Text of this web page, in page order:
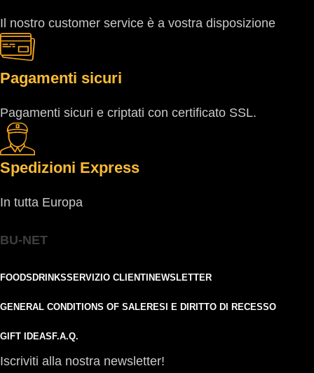
Il nostro customer service è a vostra disposizione
Pagamenti sicuri
Pagamenti sicuri e criptati con certificato SSL.
Spedizioni Express
In tutta Europa
BU-NET
FOODS DRINKSSERVIZIO CLIENTI NEWSLETTER
GENERAL CONDITIONS OF SALERESI E DIRITTO DI RECESSO
GIFT IDEAS F.A.Q.
Iscriviti alla nostra newsletter!